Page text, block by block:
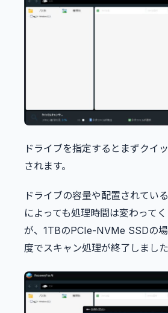
ドライブを指定するとまずクイ
されます。
ドライブの容量や配置されてい
によっても処理時間は変わって
が、1TBのPCIe-NVMe SSDの
度でスキャン処理が終了しました